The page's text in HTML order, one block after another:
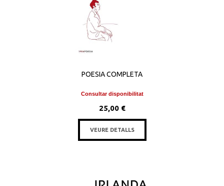
POESIA COMPLETA
Consultar disponibilitat
25,00 €
VEURE DETALLS